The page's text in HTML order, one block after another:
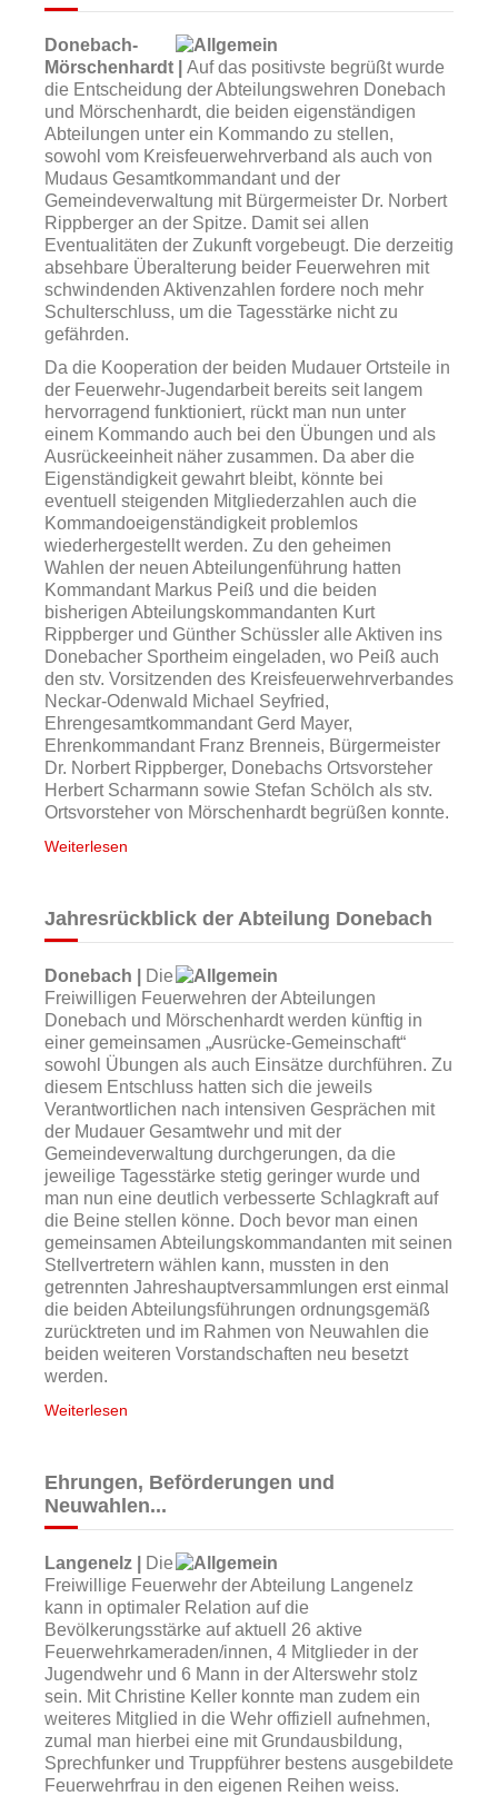
Donebach-
Mörschenhardt | Auf das positivste begrüßt wurde
die Entscheidung der Abteilungswehren Donebach
und Mörschenhardt, die beiden eigenständigen
Abteilungen unter ein Kommando zu stellen,
sowohl vom Kreisfeuerwehrverband als auch von
Mudaus Gesamtkommandant und der
Gemeindeverwaltung mit Bürgermeister Dr. Norbert
Rippberger an der Spitze. Damit sei allen
Eventualitäten der Zukunft vorgebeugt. Die derzeitig
absehbare Überalterung beider Feuerwehren mit
schwindenden Aktivenzahlen fordere noch mehr
Schulterschluss, um die Tagesstärke nicht zu
gefährden.
Da die Kooperation der beiden Mudauer Ortsteile in
der Feuerwehr-Jugendarbeit bereits seit langem
hervorragend funktioniert, rückt man nun unter
einem Kommando auch bei den Übungen und als
Ausrückeeinheit näher zusammen. Da aber die
Eigenständigkeit gewahrt bleibt, könnte bei
eventuell steigenden Mitgliederzahlen auch die
Kommandoeigenständigkeit problemlos
wiederhergestellt werden. Zu den geheimen
Wahlen der neuen Abteilungenführung hatten
Kommandant Markus Peiß und die beiden
bisherigen Abteilungskommandanten Kurt
Rippberger und Günther Schüssler alle Aktiven ins
Donebacher Sportheim eingeladen, wo Peiß auch
den stv. Vorsitzenden des Kreisfeuerwehrverbandes
Neckar-Odenwald Michael Seyfried,
Ehrengesamtkommandant Gerd Mayer,
Ehrenkommandant Franz Brenneis, Bürgermeister
Dr. Norbert Rippberger, Donebachs Ortsvorsteher
Herbert Scharmann sowie Stefan Schölch als stv.
Ortsvorsteher von Mörschenhardt begrüßen konnte.
Weiterlesen
Jahresrückblick der Abteilung Donebach
Donebach |
Die
Freiwilligen Feuerwehren der Abteilungen
Donebach und Mörschenhardt werden künftig in
einer gemeinsamen „Ausrücke-Gemeinschaft“
sowohl Übungen als auch Einsätze durchführen. Zu
diesem Entschluss hatten sich die jeweils
Verantwortlichen nach intensiven Gesprächen mit
der Mudauer Gesamtwehr und mit der
Gemeindeverwaltung durchgerungen, da die
jeweilige Tagesstärke stetig geringer wurde und
man nun eine deutlich verbesserte Schlagkraft auf
die Beine stellen könne. Doch bevor man einen
gemeinsamen Abteilungskommandanten mit seinen
Stellvertretern wählen kann, mussten in den
getrennten Jahreshauptversammlungen erst einmal
die beiden Abteilungsführungen ordnungsgemäß
zurücktreten und im Rahmen von Neuwahlen die
beiden weiteren Vorstandschaften neu besetzt
werden.
Weiterlesen
Ehrungen, Beförderungen und
Neuwahlen...
Langenelz |
Die
Freiwillige Feuerwehr der Abteilung Langenelz
kann in optimaler Relation auf die
Bevölkerungsstärke auf aktuell 26 aktive
Feuerwehrkameraden/innen, 4 Mitglieder in der
Jugendwehr und 6 Mann in der Alterswehr stolz
sein. Mit Christine Keller konnte man zudem ein
weiteres Mitglied in die Wehr offiziell aufnehmen,
zumal man hierbei eine mit Grundausbildung,
Sprechfunker und Truppführer bestens ausgebildete
Feuerwehrfrau in den eigenen Reihen weiss.